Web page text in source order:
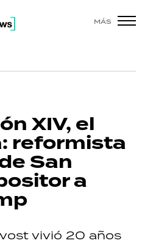
MÁS
XIV, el
reformista
San
a
vivió 20 años